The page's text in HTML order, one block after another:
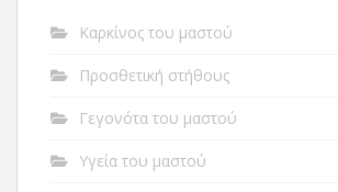
Καρκίνος του μαστού
Προσθετική στήθους
Γεγονότα του μαστού
Υγεία του μαστού